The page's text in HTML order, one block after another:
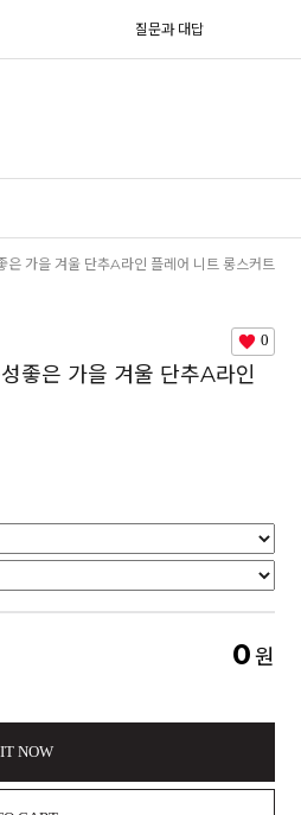
질문과 대답
은 가을 겨울 단추A라인 플레어 니트 롱스커트
0
좋은 가을 겨울 단추A라인
0원
NOW